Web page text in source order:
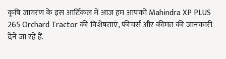
कृषि जागरण के इस आर्टिकल में आज हम आपको Mahindra XP PLUS
265 Orchard Tractor की विशेषताएं, फीचर्स और कीमत की जानकारी
देने जा रहे हैं.